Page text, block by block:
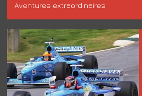
Aventures extraordinaires